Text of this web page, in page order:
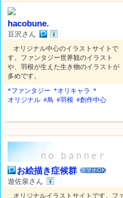
hacobune.
豆沢さん
オリジナル中心のイラストサイトで
す。ファンタジー世界観のイラスト
や、羽根が生えた生き物のイラストが
多めです。
*ファンタジー *オリキャラ *
オリジナル #鳥 #羽根 #創作中心
お絵描き症候群 スマホOK
遊佐泉さん
オリジナルイラストサイトです。フ